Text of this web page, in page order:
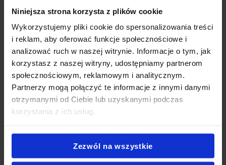
Niniejsza strona korzysta z plików cookie
Wykorzystujemy pliki cookie do spersonalizowania treści
i reklam, aby oferować funkcje społecznościowe i
analizować ruch w naszej witrynie. Informacje o tym, jak
korzystasz z naszej witryny, udostępniamy partnerom
społecznościowym, reklamowym i analitycznym.
Partnerzy mogą połączyć te informacje z innymi danymi
otrzymanymi od Ciebie lub uzyskanymi podczas
korzystania z ich usług.
Zezwól na wszystkie
Przekąski, które zaskoczą gości
Oprócz dań głównych, równie ważne są szybkie przekąski.
Dzięki nim goście mogą podjadać w trakcie zabawy. Z kolei
kreatywne podanie sprawi, że zwykłe produkty nabiorą
zupełnie nowego charakteru. Przykłady:
kanapeczki w kształcie duszków i nietoperzy,
nachosy z pikantnym dipem pomidorowym jako „krew
wampira”,